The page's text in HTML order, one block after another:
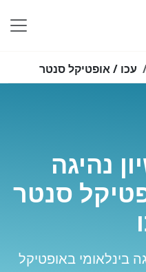
עכו / אופטיקל סנטר
נהיגה
סנטר
בינלאומי באופטיקל